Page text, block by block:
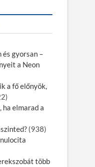
és gyorsan –
a Neon
a fő előnyök,
ha elmarad a
(938)
több